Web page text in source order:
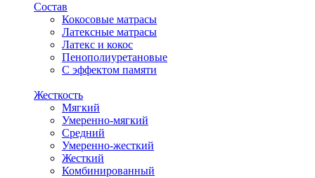
Состав
Кокосовые матрасы
Латексные матрасы
Латекс и кокос
Пенополиуретановые
С эффектом памяти
Жесткость
Мягкий
Умеренно-мягкий
Средний
Умеренно-жесткий
Жесткий
Комбинированный